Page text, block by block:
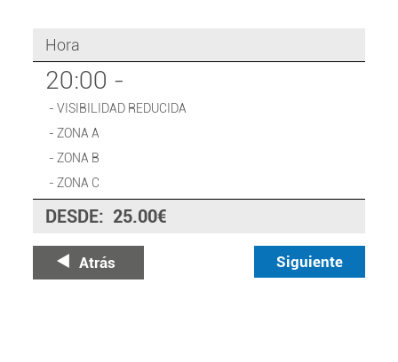
Hora
20:00 -
- VISIBILIDAD REDUCIDA
- ZONA A
- ZONA B
- ZONA C
DESDE: 25.00€
Atrás Siguiente